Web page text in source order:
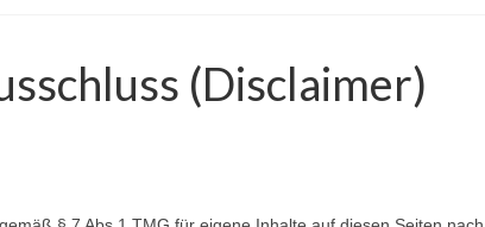
(Disclaimer)